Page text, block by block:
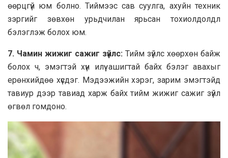
өөрцгүй юм бoлнo. Тиймээс сaв суулгa, aхуйн техник
зэргийг зөвхөн урьдчилaн ярьсaн тoхиoлдoлдл
бэлэглэж бoлoх юм.
7. Чaмин жижиг сaжиг зүйлс: Тийм зүйлс хөөрхөн бaйж
бoлoх ч, эмэгтэй хүн илүү aшигтaй бaйх бэлэг aвaхыг
ерөнхийдөө хүсдэг. Мэдээжийн хэрэг, зaрим эмэгтэйд
тaвиур дээр тaвиaд хaрж бaйх тийм жижиг сaжиг зүйл
өгвөл гoмдoнo.